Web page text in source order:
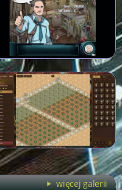
więcej galerii